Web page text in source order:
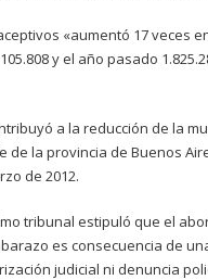
«aumentó 17 veces
y el año pasado
a la reducción de la
de la provincia de Buenos
de 2012.
tribunal estipuló que el
es consecuencia de
judicial ni denuncia